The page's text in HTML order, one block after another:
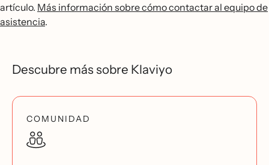
artículo. Más información sobre cómo contactar al equipo de
asistencia.
Descubre más sobre Klaviyo
COMUNIDAD